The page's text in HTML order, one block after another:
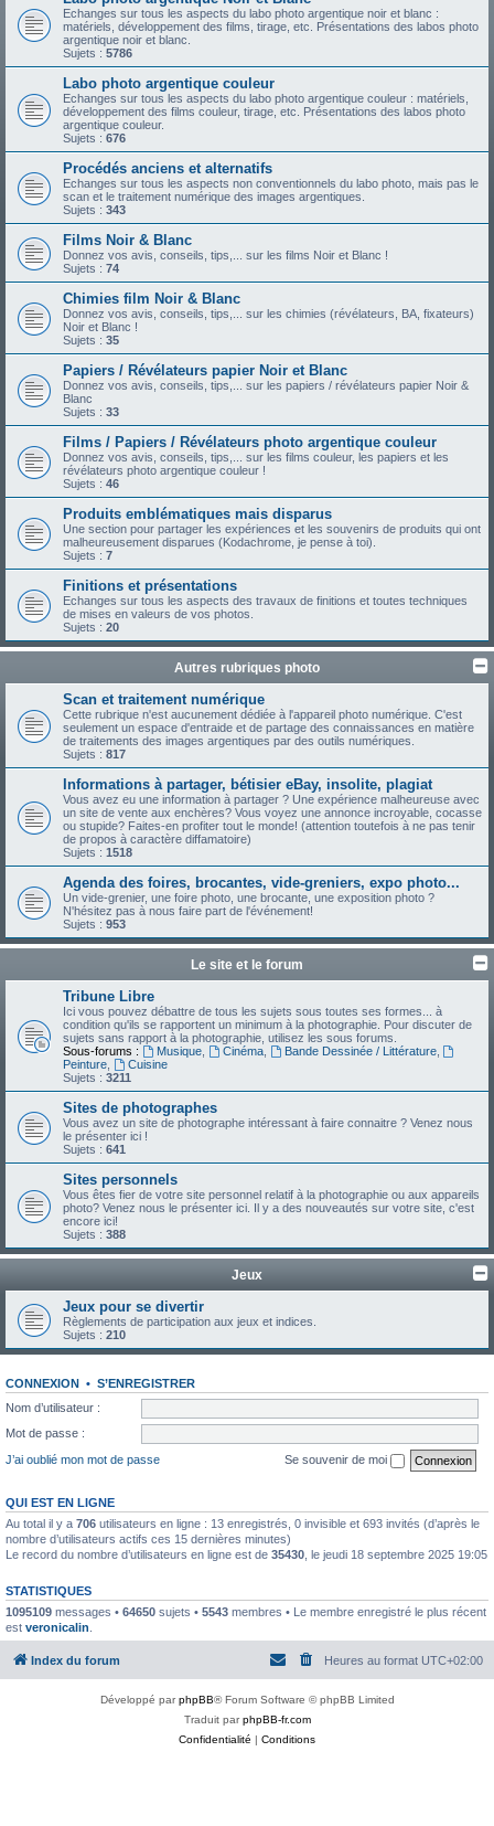
Echanges sur tous les aspects du labo photo argentique noir et blanc :
matériels, développement des films, tirage, etc. Présentations des labos photo
argentique noir et blanc.
Sujets : 5786
Labo photo argentique couleur
Echanges sur tous les aspects du labo photo argentique couleur : matériels,
développement des films couleur, tirage, etc. Présentations des labos photo
argentique couleur.
Sujets : 676
Procédés anciens et alternatifs
Echanges sur tous les aspects non conventionnels du labo photo, mais pas le
scan et le traitement numérique des images argentiques.
Sujets : 343
Films Noir & Blanc
Donnez vos avis, conseils, tips,... sur les films Noir et Blanc !
Sujets : 74
Chimies film Noir & Blanc
Donnez vos avis, conseils, tips,... sur les chimies (révélateurs, BA, fixateurs)
Noir et Blanc !
Sujets : 35
Papiers / Révélateurs papier Noir et Blanc
Donnez vos avis, conseils, tips,... sur les papiers / révélateurs papier Noir &
Blanc
Sujets : 33
Films / Papiers / Révélateurs photo argentique couleur
Donnez vos avis, conseils, tips,... sur les films couleur, les papiers et les
révélateurs photo argentique couleur !
Sujets : 46
Produits emblématiques mais disparus
Une section pour partager les expériences et les souvenirs de produits qui ont
malheureusement disparues (Kodachrome, je pense à toi).
Sujets : 7
Finitions et présentations
Echanges sur tous les aspects des travaux de finitions et toutes techniques
de mises en valeurs de vos photos.
Sujets : 20
Autres rubriques photo
Scan et traitement numérique
Cette rubrique n'est aucunement dédiée à l'appareil photo numérique. C'est
seulement un espace d'entraide et de partage des connaissances en matière
de traitements des images argentiques par des outils numériques.
Sujets : 817
Informations à partager, bétisier eBay, insolite, plagiat
Vous avez eu une information à partager ? Une expérience malheureuse avec
un site de vente aux enchères? Vous voyez une annonce incroyable, cocasse
ou stupide? Faites-en profiter tout le monde! (attention toutefois à ne pas tenir
de propos à caractère diffamatoire)
Sujets : 1518
Agenda des foires, brocantes, vide-greniers, expo photo...
Un vide-grenier, une foire photo, une brocante, une exposition photo ?
N'hésitez pas à nous faire part de l'événement!
Sujets : 953
Le site et le forum
Tribune Libre
Ici vous pouvez débattre de tous les sujets sous toutes ses formes... à
condition qu'ils se rapportent un minimum à la photographie. Pour discuter de
sujets sans rapport à la photographie, utilisez les sous forums.
Sous-forums :
Musique, Cinéma, Bande Dessinée / Littérature,
Peinture
Cuisine
Sujets : 3211
Sites de photographes
Vous avez un site de photographe intéressant à faire connaitre ? Venez nous
le présenter ici !
Sujets : 641
Sites personnels
Vous êtes fier de votre site personnel relatif à la photographie ou aux appareils
photo? Venez nous le présenter ici. Il y a des nouveautés sur votre site, c'est
encore ici!
Sujets : 388
Jeux
Jeux pour se divertir
Règlements de participation aux jeux et indices.
Sujets : 210
CONNEXION • S’ENREGISTRER
Nom d’utilisateur :
Mot de passe :
J’ai oublié mon mot de passe
Se souvenir de moi
QUI EST EN LIGNE
Au total il y a 706 utilisateurs en ligne : 13 enregistrés, 0 invisible et 693 invités (d’après le
nombre d’utilisateurs actifs ces 15 dernières minutes)
Le record du nombre d’utilisateurs en ligne est de 35430 , le jeudi 18 septembre 2025 19:05
STATISTIQUES
1095109 messages • 64650 sujets • 5543 membres • Le membre enregistré le plus récent
est veronicalin
Index du forum Heures au format UTC+02:00
Développé parphpBB® Forum Software © phpBB Limited
Traduit parphpBB-fr.com
Confidentialité | Conditions